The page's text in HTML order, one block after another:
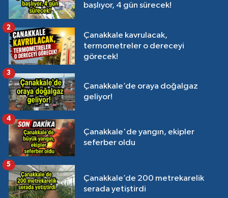
başlıyor, 4 gün sürecek!
Çanakkale kavrulacak,
termometreler o dereceyi
görecek!
2
Çanakkale’de oraya doğalgaz
geliyor!
3
Çanakkale'de yangın, ekipler
seferber oldu
4
Çanakkale’de 200 metrekarelik
serada yetiştirdi
5